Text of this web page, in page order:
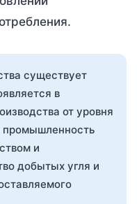
существует
в
от уровня
промышленность
и
добытых угля и